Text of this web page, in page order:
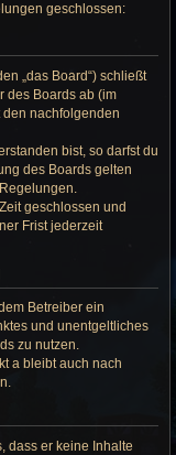
geschlossen:
„das Board“) schließt
des Boards ab (im
den nachfolgenden
bist, so darfst du
des Boards gelten
geschlossen und
Frist jederzeit
Betreiber ein
und unentgeltliches
zu nutzen.
a bleibt auch nach
dass er keine Inhalte